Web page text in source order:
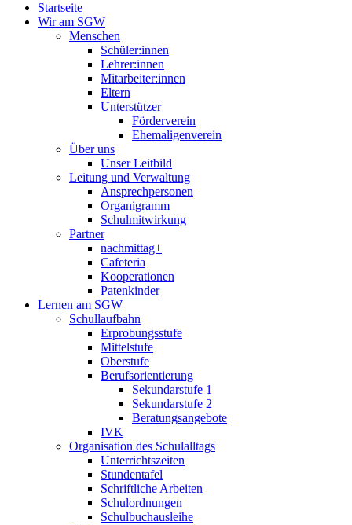
Startseite
Wir am SGW
Menschen
Schüler:innen
Lehrer:innen
Mitarbeiter:innen
Eltern
Unterstützer
Förderverein
Ehemaligenverein
Über uns
Unser Leitbild
Leitung und Verwaltung
Ansprechpersonen
Organigramm
Schulmitwirkung
Partner
nachmittag+
Cafeteria
Kooperationen
Patenkinder
Lernen am SGW
Schullaufbahn
Erprobungsstufe
Mittelstufe
Oberstufe
Berufsorientierung
Sekundarstufe 1
Sekundarstufe 2
Beratungsangebote
IVK
Organisation des Schulalltags
Unterrichtszeiten
Stundentafel
Schriftliche Arbeiten
Schulordnungen
Schulbuchausleihe